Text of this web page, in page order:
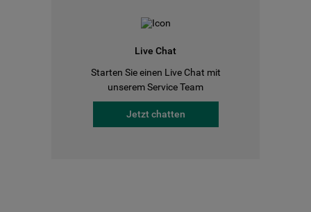
Live Chat
Starten Sie einen Live Chat mit
unserem Service Team
Jetzt chatten